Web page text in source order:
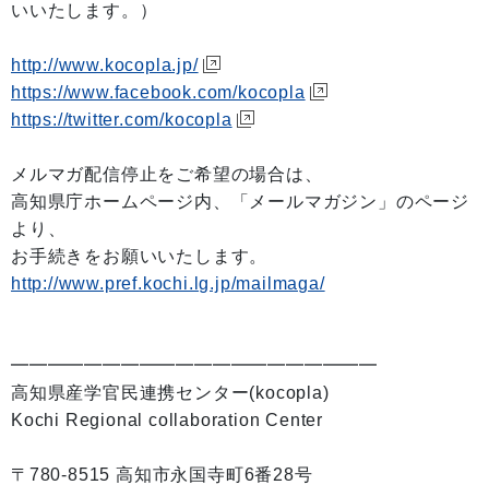
いいたします。）
http://www.kocopla.jp/
https://www.facebook.com/kocopla
https://twitter.com/kocopla
メルマガ配信停止をご希望の場合は、
高知県庁ホームページ内、「メールマガジン」のページ
より、
お手続きをお願いいたします。
http://www.pref.kochi.lg.jp/mailmaga/
━━━━━━━━━━━━━━━━━━━━
高知県産学官民連携センター(kocopla)
Kochi Regional collaboration Center
〒780-8515 高知市永国寺町6番28号